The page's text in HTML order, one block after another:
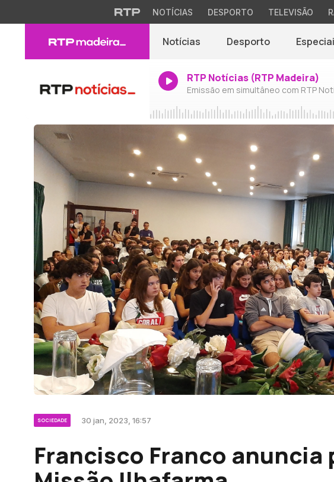
NOTÍCIAS DESPORTO TELEVISÃO
Notícias Desporto
RTP Notícias (RTP Madeira)
Emissão em simultâneo com RTP
SOCIEDADE 30 jan, 2023, 16:57
Francisco Franco